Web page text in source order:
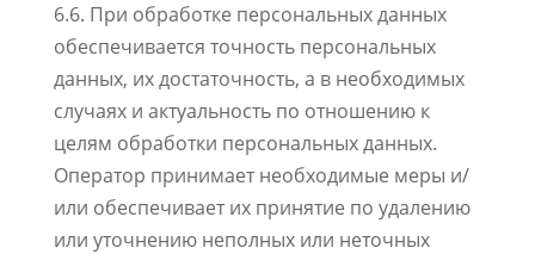
6.6. При обработке персональных данных
обеспечивается точность персональных
данных, их достаточность, а в необходимых
случаях и актуальность по отношению к
целям обработки персональных данных.
Оператор принимает необходимые меры и/
или обеспечивает их принятие по удалению
или уточнению неполных или неточных